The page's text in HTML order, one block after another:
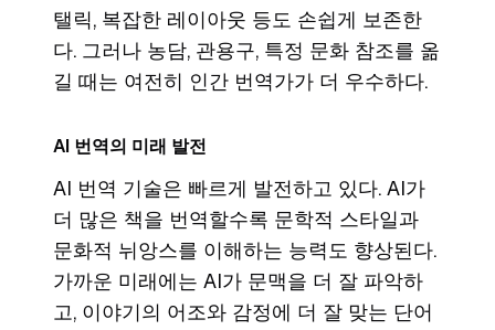
탤릭, 복잡한 레이아웃 등도 손쉽게 보존한
다. 그러나 농담, 관용구, 특정 문화 참조를 옮
길 때는 여전히 인간 번역가가 더 우수하다.
AI 번역의 미래 발전
AI 번역 기술은 빠르게 발전하고 있다. AI가
더 많은 책을 번역할수록 문학적 스타일과
문화적 뉘앙스를 이해하는 능력도 향상된다.
가까운 미래에는 AI가 문맥을 더 잘 파악하
고, 이야기의 어조와 감정에 더 잘 맞는 단어